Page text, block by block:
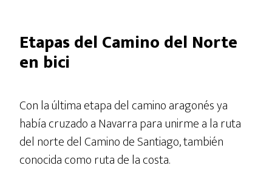
Etapas del Camino del Norte
en bici
Con la última etapa del camino aragonés ya
había cruzado a Navarra para unirme a la ruta
del norte del Camino de Santiago, también
conocida como ruta de la costa.